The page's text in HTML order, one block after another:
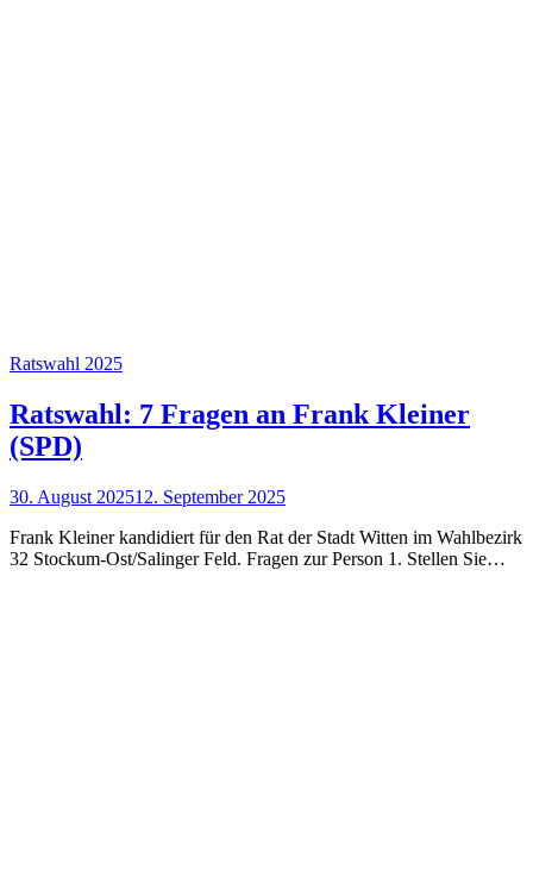
Ratswahl 2025
Ratswahl: 7 Fragen an Frank Kleiner
(SPD)
30. August 202512. September 2025
Frank Kleiner kandidiert für den Rat der Stadt Witten im Wahlbezirk
32 Stockum-Ost/Salinger Feld. Fragen zur Person 1. Stellen Sie…